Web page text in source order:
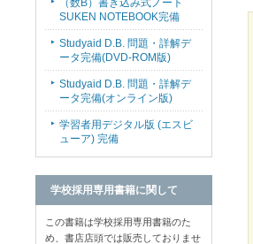
（数B）書き込み式ノート
SUKEN NOTEBOOK完備
Studyaid D.B. 問題・詳解デ
ータ完備(DVD-ROM版)
Studyaid D.B. 問題・詳解デ
ータ完備(オンライン版)
学習者用デジタル版 (エスビ
ューア) 完備
学校採用専用書籍に関して
この書籍は学校採用専用書籍のた
め、書店店頭では販売しておりませ